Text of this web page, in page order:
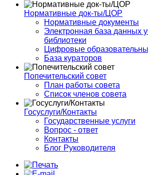
Нормативные док-ты/ЦОР
Нормативные документы
Электронная база данных
библиотеки
Цифровые
База кураторов
Попечительский совет
План работы совета
Список членов совета
Госуслуги/Контакты
Государственные услуги
Вопрос - ответ
Контакты
Блог Руководителя